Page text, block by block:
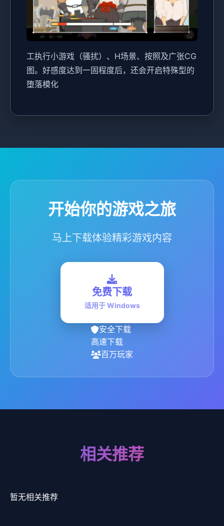
工执行小游戏（骚扰）、H场景、按照及广张CG
图。好感度达到一固程度后，还会开启特殊型的
堕落模化
开始你的游戏之旅
马上下载体验精彩游戏内容
免费下载
适用于 Windows
安全下载
高速下载
百万玩家
相关推荐
暂无相关推荐